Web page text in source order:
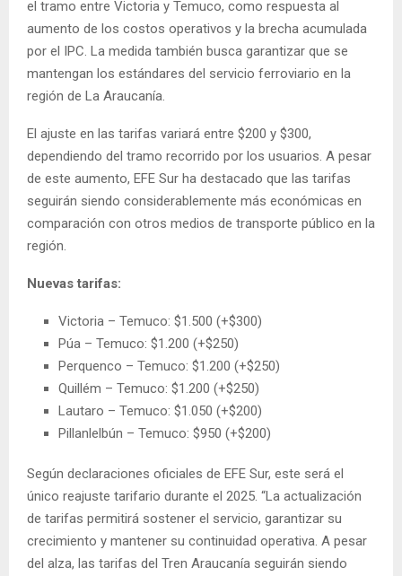
Uel tramo entre Victoria y Temuco, como respuesta al
aumento de los costos operativos y la brecha acumulada
por el IPC. La medida también busca garantizar que se
mantengan los estándares del servicio ferroviario en la
región de La Araucanía.
El ajuste en las tarifas variará entre $200 y $300,
dependiendo del tramo recorrido por los usuarios. A pesar
de este aumento, EFE Sur ha destacado que las tarifas
seguirán siendo considerablemente más económicas en
comparación con otros medios de transporte público en la
región.
Nuevas tarifas:
Victoria – Temuco: $1.500 (+$300)
Púa – Temuco: $1.200 (+$250)
Perquenco – Temuco: $1.200 (+$250)
Quillém – Temuco: $1.200 (+$250)
Lautaro – Temuco: $1.050 (+$200)
Pillanlelbún – Temuco: $950 (+$200)
Según declaraciones oficiales de EFE Sur, este será el
único reajuste tarifario durante el 2025. “La actualización
de tarifas permitirá sostener el servicio, garantizar su
crecimiento y mantener su continuidad operativa. A pesar
del alza, las tarifas del Tren Araucanía seguirán siendo